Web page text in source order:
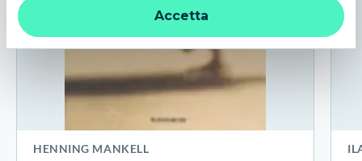
ulteriori informazioni:
informativa privacy
Accetta
HENNING MANKELL